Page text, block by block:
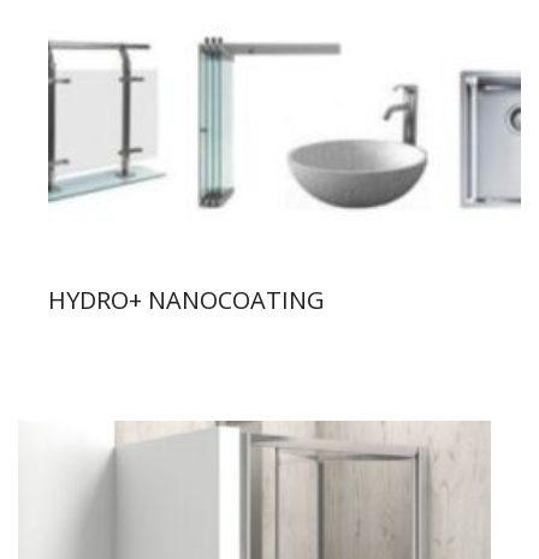
HYDRO+ NANOCOATING